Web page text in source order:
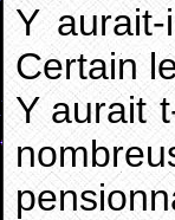
Y
Certain
Y aurait